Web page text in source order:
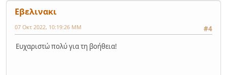
Εβελινακι
#4
07 Οκτ 2022, 10:19:26 ΜΜ
Ευχαριστώ πολύ για τη βοήθεια!